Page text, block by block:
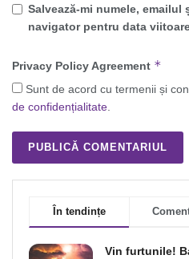
Salvează-mi numele,
navigator pentru data
Privacy Policy Agreement *
Sunt de acord cu termenii și
de confidențialitate.
În tendințe
Vin furtunile!